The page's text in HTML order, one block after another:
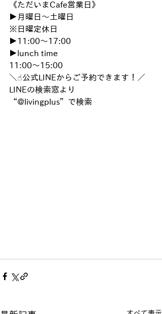
《ただいまCafe営業日》
▶︎月曜日〜土曜日
※日曜定休日
▶︎11:00〜17:00
▶︎lunch time
11:00〜15:00
＼☝︎公式LINEからご予約できます！／
LINEの検索窓より
“@livingplus”で検索